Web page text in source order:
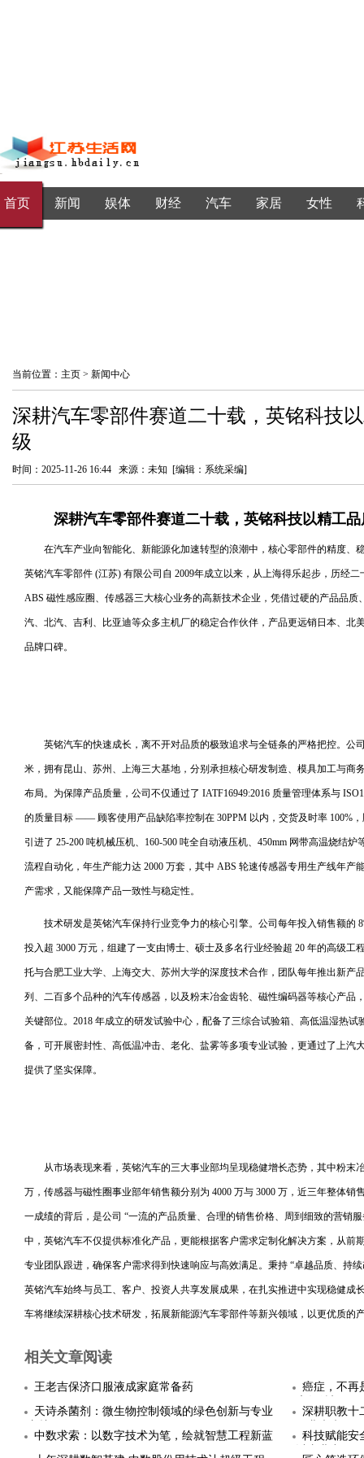
首页 新闻 娱体 财经 汽车 家居 女性
当前位置： 主页 > 新闻中心
深耕汽车零部件赛道二十载，英铭科技
级
时间：2025-11-26 16:44 来源：未知 [编辑：系统采编]
深耕汽车零部件赛道二十载，英铭科技以精工
在汽车产业向智能化、新能源化加速转型的浪潮中，核心零部件的精度、
英铭汽车零部件 (江苏) 有限公司自 2009年成立以来，从上海得乐起步，历经
ABS 磁性感应圈、传感器三大核心业务的高新技术企业，凭借过硬的产品品
汽、北汽、吉利、比亚迪等众多主机厂的稳定合作伙伴，产品更远销日本、北
品牌口碑。
英铭汽车的快速成长，离不开对品质的极致追求与全链条的严格把控。公
米，拥有昆山、苏州、上海三大基地，分别承担核心研发制造、模具加工与商
布局。为保障产品质量，公司不仅通过了 IATF16949:2016 质量管理体系与
的质量目标 —— 顾客使用产品缺陷率控制在 30PPM 以内，交货及时率 100%
引进了 25-200 吨机械压机、160-500 吨全自动液压机、450mm 网带高温烧结
流程自动化，年生产能力达 2000 万套，其中 ABS 轮速传感器专用生产线年产
产需求，又能保障产品一致性与稳定性。
技术研发是英铭汽车保持行业竞争力的核心引擎。公司每年投入销售额的
投入超 3000 万元，组建了一支由博士、硕士及多名行业经验超 20 年的高级工
托与合肥工业大学、上海交大、苏州大学的深度技术合作，团队每年推出新产
列、二百多个品种的汽车传感器，以及粉末冶金齿轮、磁性编码器等核心产品
关键部位。2018 年成立的研发试验中心，配备了三综合试验箱、高低温湿热
备，可开展密封性、高低温冲击、老化、盐雾等多项专业试验，更通过了上汽
提供了坚实保障。
从市场表现来看，英铭汽车的三大事业部均呈现稳健增长态势，其中粉末
万，传感器与磁性圈事业部年销售额分别为 4000 万与 3000 万，近三年整体
一成绩的背后，是公司 “一流的产品质量、合理的销售价格、周到细致的营销
中，英铭汽车不仅提供标准化产品，更能根据客户需求定制化解决方案，从前
专业团队跟进，确保客户需求得到快速响应与高效满足。秉持 “卓越品质、持
英铭汽车始终与员工、客户、投资人共享发展成果，在扎实推进中实现稳健成
车将继续深耕核心技术研发，拓展新能源汽车零部件等新兴领域，以更优质的
相关文章阅读
王老吉保济口服液成家庭常备药
癌症，不
天诗杀菌剂：微生物控制领域的绿色创新与专业
深耕职教十
中数求索：以数字技术为笔，绘就智慧工程新蓝
科技赋能